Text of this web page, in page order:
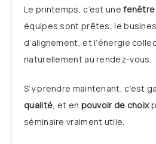
Le printemps, c’est unefenêtre
équipes sont prêtes, le
d’alignement, et l’énergie
naturellement au rendez-vous.
S’y prendre maintenant, c’est
qualité, et en pouvoir de choix
séminaire vraiment utile.